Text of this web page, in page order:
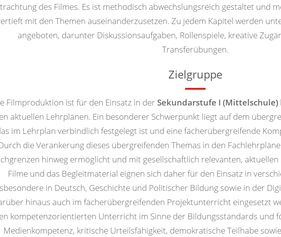
des Filmes. Es ist methodisch abwechslungsreich gestaltet und
mit den Themen auseinanderzusetzen. Zu jedem Kapitel werden
angeboten, darunter Diskussionsaufgaben, Rollenspiele, kreative
Transferübungen.
Zielgruppe
Filmproduktion ist für den Einsatz in derSekundarstufe I (Mittelschule)
aktuellen Lehrplänen. Ein besonderer Schwerpunkt liegt auf dem
im Lehrplan verbindlich festgelegt ist und eine fächerübergreifende
die Verankerung dieses übergreifenden Themas in den
hinweg ermöglicht und mit gesellschaftlich relevanten,
Filme und das Begleitmaterial eignen sich daher für den Einsatz in
in Deutsch, Geschichte und Politischer Bildung sowie in der
hinaus auch im fächerübergreifenden Projektunterricht eingesetzt
kompetenzorientierten Unterricht im Sinne der Bildungsstandards und
Medienkompetenz, kritische Urteilsfähigkeit, demokratische Teilhabe